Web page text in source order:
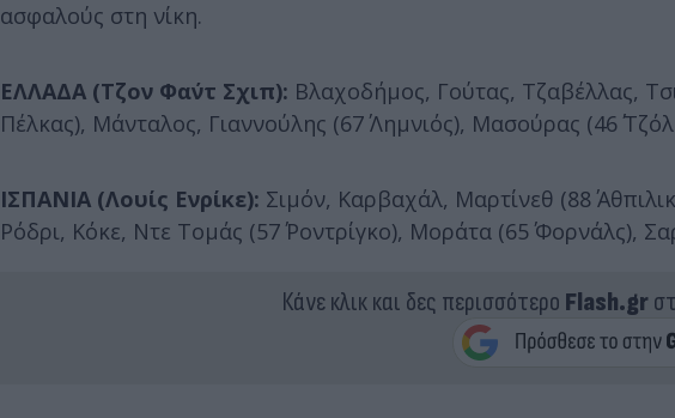
ασφαλούς στη νίκη.
ΕΛΛΑΔΑ (Τζον Φαν΄τ Σχιπ): Βλαχοδήμος, Γούτας, Τζαβέλλας,
Πέλκας), Μάνταλος, Γιαννούλης (67΄ Λημνιός), Μασούρας (46΄
ΙΣΠΑΝΙΑ (Λουίς Ενρίκε): Σιμόν, Καρβαχάλ, Μαρτίνεθ (88΄
Ρόδρι, Κόκε, Ντε Τομάς (57΄ Ροντρίγκο), Μοράτα (65΄ Φορνάλς),
Κάνε κλικ και δες περισσότερο Flash.gr